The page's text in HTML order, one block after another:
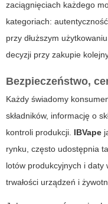
zaciągnięciach każdego
kategoriach:
przy dłuższym
decyzji przy zakupie
Bezpieczeństwo,
Każdy świadomy
składników, informację o
kontroli produkcji. IBVape
rynku, często udostępnia
lotów produkcyjnych i daty
trwałości urządzeń i